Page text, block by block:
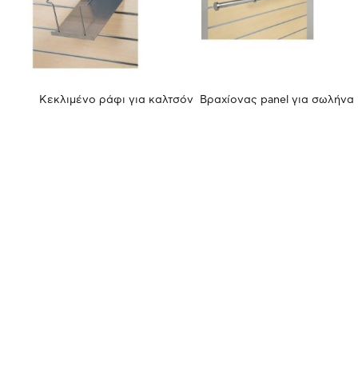
Κεκλιμένο ράφι για καλτσόν